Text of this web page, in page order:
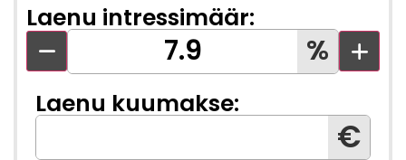
Laenu intressimäär:
%
Laenu kuumakse:
€